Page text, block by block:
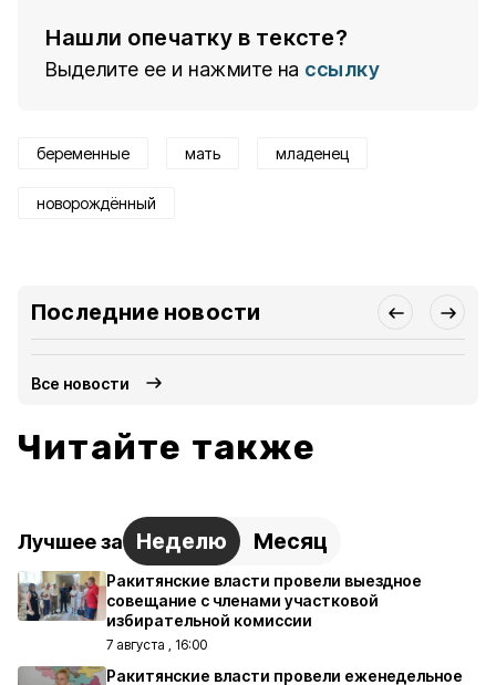
Нашли опечатку в тексте?
Выделите ее и нажмите на ссылку
беременные мать младенец
новорождённый
Последние новости
Все новости
Читайте также
Лучшее за Неделю Месяц
Ракитянские власти провели выездное
совещание с членами участковой
избирательной комиссии
7 августа , 16:00
Ракитянские власти провели еженедельное